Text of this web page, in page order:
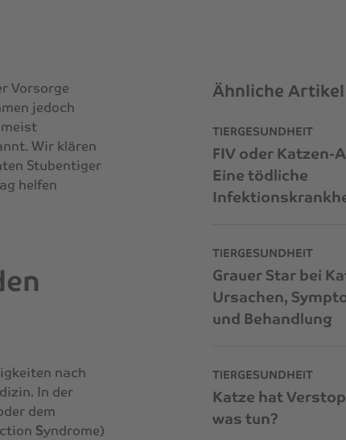
Ähnliche Artikel
TIERGESUNDHEIT
FIV oder Katzen-
Eine tödliche
TIERGESUNDHEIT
Grauer Star bei
Ursachen,
und Behandlung
TIERGESUNDHEIT
Katze hat
was tun?
Vorsorge
jedoch
Wir klären
Stubentiger
helfen
nach
In der
dem
Syndrome)